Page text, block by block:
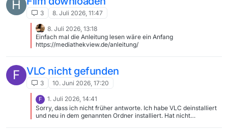
H
3 8. Juli 2026, 11:47
8. Juli 2026, 13:18
Einfach mal die Anleitung lesen wäre ein Anfang
https://mediathekview.de/anleitung/
F VLC nicht gefunden
3 10. Juni 2026, 17:20
F
1. Juli 2026, 14:41
Sorry, dass ich nicht früher antworte. Ich habe VLC deinstalliert
und neu in dem genannten Ordner installiert. Hat nicht